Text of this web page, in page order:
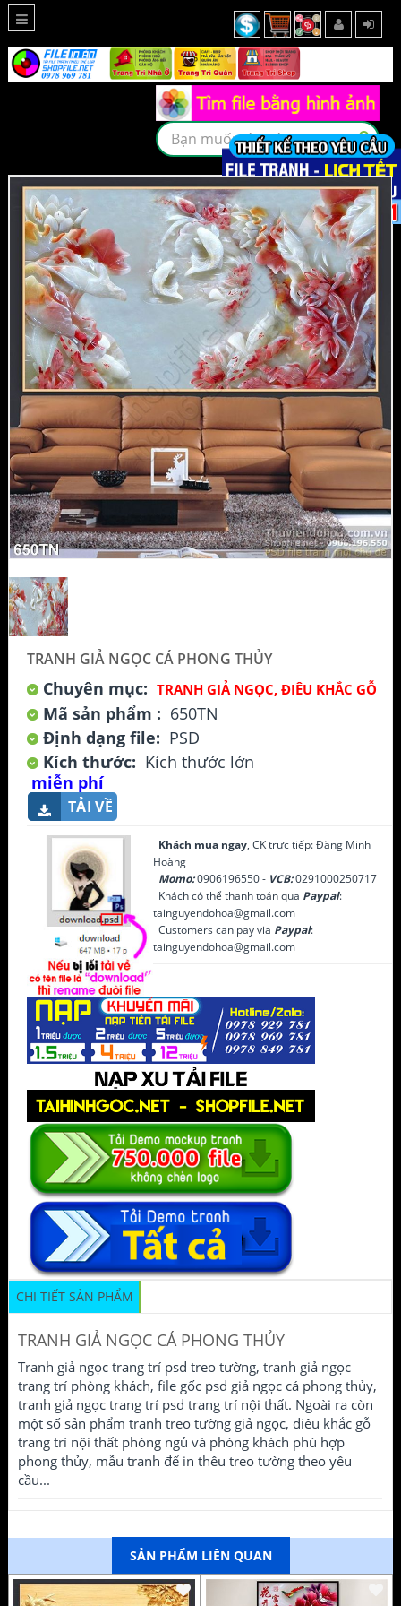
TRANH GIẢ NGỌC CÁ PHONG THỦY
Chuyên mục: TRANH GIẢ NGỌC, ĐIÊU KHẮC GỖ
Mã sản phẩm : 650TN
Định dạng file: PSD
Kích thước: Kích thước lớn
miễn phí
TẢI VỀ
Khách mua ngay, CK trực tiếp: Đặng Minh
Hoàng
Momo:0906196550 - VCB:0291000250717
Khách có thể thanh toán qua Paypal:
tainguyendohoa@gmail.com
Customers can pay via Paypal:
tainguyendohoa@gmail.com
CHI TIẾT SẢN PHẨM
TRANH GIẢ NGỌC CÁ PHONG THỦY
Tranh giả ngọc trang trí psd treo tường, tranh giả ngọc
trang trí phòng khách, file gốc psd giả ngọc cá phong thủy,
tranh giả ngọc trang trí psd trang trí nội thất. Ngoài ra còn
một số sản phẩm tranh treo tường giả ngọc, điêu khắc gỗ
trang trí nội thất phòng ngủ và phòng khách phù hợp
phong thủy, mẫu tranh để in thêu treo tường theo yêu
cầu...
SẢN PHẨM LIÊN QUAN